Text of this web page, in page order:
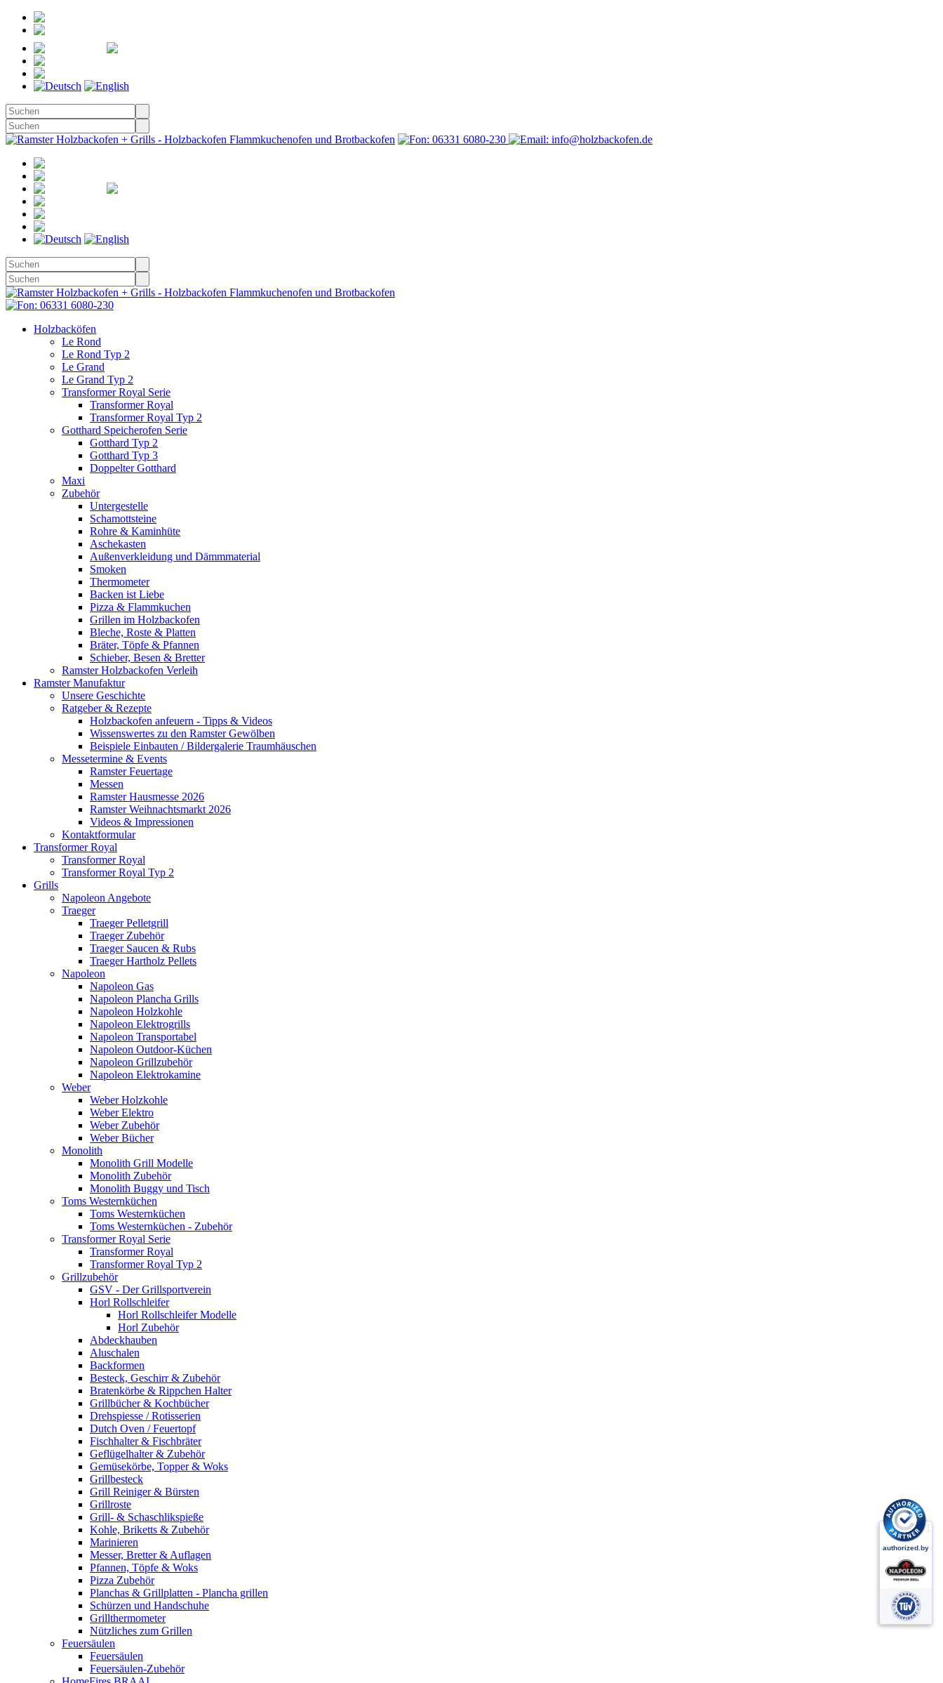
Holzbacköfen
Le Rond
Le Rond Typ 2
Le Grand
Le Grand Typ 2
Transformer Royal Serie
Transformer Royal
Transformer Royal Typ 2
Gotthard Speicherofen Serie
Gotthard Typ 2
Gotthard Typ 3
Doppelter Gotthard
Maxi
Zubehör
Untergestelle
Schamottsteine
Rohre & Kaminhüte
Aschekasten
Außenverkleidung und Dämmmaterial
Smoken
Thermometer
Backen ist Liebe
Pizza & Flammkuchen
Grillen im Holzbackofen
Bleche, Roste & Platten
Bräter, Töpfe & Pfannen
Schieber, Besen & Bretter
Ramster Holzbackofen Verleih
Ramster Manufaktur
Unsere Geschichte
Ratgeber & Rezepte
Holzbackofen anfeuern - Tipps & Videos
Wissenswertes zu den Ramster Gewölben
Beispiele Einbauten / Bildergalerie Traumhäuschen
Messetermine & Events
Ramster Feuertage
Messen
Ramster Hausmesse 2026
Ramster Weihnachtsmarkt 2026
Videos & Impressionen
Kontaktformular
Transformer Royal
Transformer Royal
Transformer Royal Typ 2
Grills
Napoleon Angebote
Traeger
Traeger Pelletgrill
Traeger Zubehör
Traeger Saucen & Rubs
Traeger Hartholz Pellets
Napoleon
Napoleon Gas
Napoleon Plancha Grills
Napoleon Holzkohle
Napoleon Elektrogrills
Napoleon Transportabel
Napoleon Outdoor-Küchen
Napoleon Grillzubehör
Napoleon Elektrokamine
Weber
Weber Holzkohle
Weber Elektro
Weber Zubehör
Weber Bücher
Monolith
Monolith Grill Modelle
Monolith Zubehör
Monolith Buggy und Tisch
Toms Westernküchen
Toms Westernküchen
Toms Westernküchen - Zubehör
Transformer Royal Serie
Transformer Royal
Transformer Royal Typ 2
Grillzubehör
GSV - Der Grillsportverein
Horl Rollschleifer
Horl Rollschleifer Modelle
Horl Zubehör
Abdeckhauben
Aluschalen
Backformen
Besteck, Geschirr & Zubehör
Bratenkörbe & Rippchen Halter
Grillbücher & Kochbücher
Drehspiesse / Rotisserien
Dutch Oven / Feuertopf
Fischhalter & Fischbräter
Geflügelhalter & Zubehör
Gemüsekörbe, Topper & Woks
Grillbesteck
Grill Reiniger & Bürsten
Grillroste
Grill- & Schaschlikspieße
Kohle, Briketts & Zubehör
Marinieren
Messer, Bretter & Auflagen
Pfannen, Töpfe & Woks
Pizza Zubehör
Planchas & Grillplatten - Plancha grillen
Schürzen und Handschuhe
Grillthermometer
Nützliches zum Grillen
Feuersäulen
Feuersäulen
Feuersäulen-Zubehör